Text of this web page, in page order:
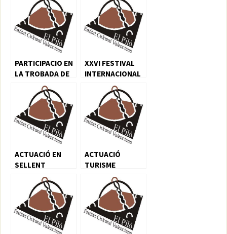
PARTICIPACIO EN
LA TROBADA DE
FOLCLOR 2017
XXVI FESTIVAL
INTERNACIONAL
DE FOLCLOR
SANT’ANGELO
ROMANO
ACTUACIÓ EN
SELLENT
ACTUACIÓ
TURISME
VALÉNCIA